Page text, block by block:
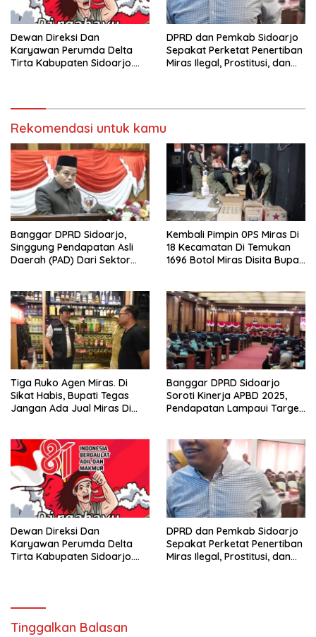
Dewan Direksi Dan
Karyawan Perumda Delta
Tirta Kabupaten Sidoarjo.
Agustus Tahun 2026
DPRD dan Pemkab Sidoarjo
Sepakat Perketat Penertiban
Miras Ilegal, Prostitusi, dan
Rekomendasi untuk kamu
Banggar DPRD Sidoarjo,
Singgung Pendapatan Asli
Daerah (PAD) Dari Sektor
Evaluasi Secara Menyeluruh
Kembali Pimpin 0PS Miras Di
18 Kecamatan Di Temukan
1696 Botol Miras Disita Bupati
Tiga Ruko Agen Miras. Di
Sikat Habis, Bupati Tegas
Jangan Ada Jual Miras Di
Banggar DPRD Sidoarjo
Soroti Kinerja APBD 2025,
Pendapatan Lampaui Target
Dewan Direksi Dan
Karyawan Perumda Delta
Tirta Kabupaten Sidoarjo.
Agustus Tahun 2026
DPRD dan Pemkab Sidoarjo
Sepakat Perketat Penertiban
Miras Ilegal, Prostitusi, dan
Tinggalkan Balasan